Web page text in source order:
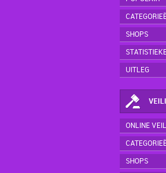
SHOPS
UITLEG
ONLINE
SHOPS